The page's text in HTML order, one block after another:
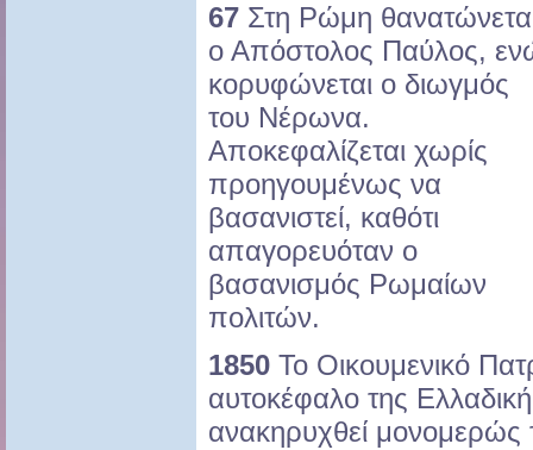
67 Στη Ρώμη
ο Απόστολος Παύλος,
κορυφώνεται ο διωγμός
του Νέρωνα.
Αποκεφαλίζεται χωρίς
προηγουμένως να
βασανιστεί, καθότι
απαγορευόταν ο
βασανισμός Ρωμαίων
πολιτών.
1850 Το Οικουμενικό
αυτοκέφαλο της
ανακηρυχθεί μονομερώς